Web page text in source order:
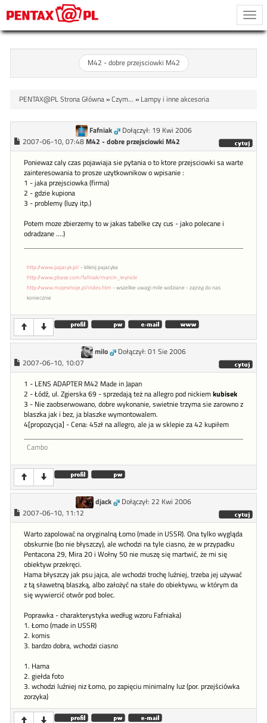
M42 - dobre przejsciowki M42
PENTAX@PL Strona Główna»Czym... » Lampy i inne akcesoria
Fafniak
Dołączył: 19 Kwi 2006
2007-06-10, 07:48 M42 - dobre przejsciowki M42
Poniewaz caly czas pojawiaja sie pytania o to ktore przejsciowki sa warte
zainteresowania to prosze uzytkownikow o wpisanie :
1 - jaka przejsciowka (firma)
2 - gdzie kupiona
3 - problemy (luzy itp.)
Potem moze zbierzemy to w jakas tabelke czy cus - jako polecane i
odradzane ....)
http://www.pajacyk.pl/ - kliknij pajacyka
http://www.pbase.com/fafniak/marcin_krynicki
http://www.mojesmoje.pl/index.htm - wszelkie uwagi mile widziane - zajrzyj do nas
koniecznie
milo
Dołączył: 01 Sie 2006
2007-06-10, 10:07
1 - LENS ADAPTER M42 Made in Japan
2 - Łódź, ul. Zgierska 69 - sprzedają też na allegro pod nickiemkubisek
3 - Nie zaobserwowano, dobre wykonanie, swietnie trzyma sie zarowno z
blaszka jak i bez, ja blaszke wymontowalem.
4[propozycja] - Cena: 45zł na allegro, ale ja w sklepie za 42 kupiłem
Cambo
djack
Dołączył: 22 Kwi 2006
2007-06-10, 11:12
Warto zapolować na oryginalną Łomo (made in USSR). Ona tylko wygląda
obskurnie (bo nie błyszczy), ale wchodzi na tyle ciasno, że w przypadku
Pentacona 29, Mira 20 i Wołny 50 nie muszę się martwić, że mi się
obiektyw przekręci.
Hama błyszczy jak psu jajca, ale wchodzi trochę luźniej, trzeba jej używać
z tą sławetną blaszką, albo założyć na stałe do obiektywu, w którym da
się wywiercić otwór pod bolec.
Poprawka - charakterystyka według wzoru Fafniaka)
1. Łomo (made in USSR)
2. komis
3. bardzo dobra, wchodzi ciasno
1. Hama
2. giełda foto
3. wchodzi luźniej niz Łomo, po zapięciu minimalny luz (por. przejściówka
zorzyka)